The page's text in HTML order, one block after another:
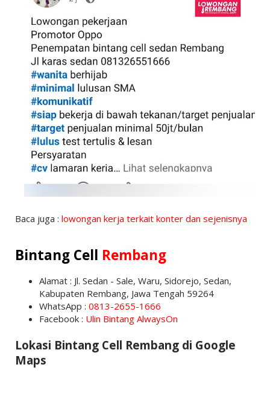
Baca juga : lowongan kerja terkait konter dan sejenisnya
Bintang Cell Rembang
Alamat : Jl. Sedan - Sale, Waru, Sidorejo, Sedan,
Kabupaten Rembang, Jawa Tengah 59264
WhatsApp : 0813-2655-1666
Facebook : Ulin Bintang AlwaysOn
Lokasi Bintang Cell Rembang di Google
Maps